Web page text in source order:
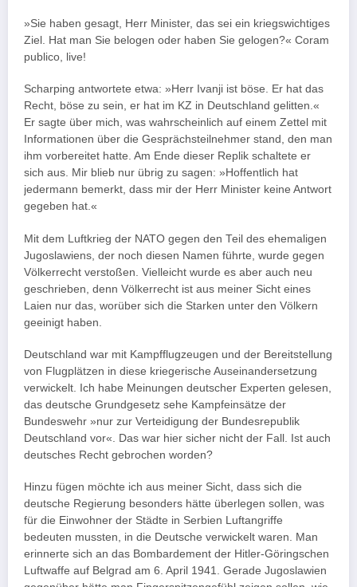
»Sie haben gesagt, Herr Minister, das sei ein kriegswichtiges
Ziel. Hat man Sie belogen oder haben Sie gelogen?« Coram
publico, live!
Scharping antwortete etwa: »Herr Ivanji ist böse. Er hat das
Recht, böse zu sein, er hat im KZ in Deutschland gelitten.«
Er sagte über mich, was wahrscheinlich auf einem Zettel mit
Informationen über die Gesprächsteilnehmer stand, den man
ihm vorbereitet hatte. Am Ende dieser Replik schaltete er
sich aus. Mir blieb nur übrig zu sagen: »Hoffentlich hat
jedermann bemerkt, dass mir der Herr Minister keine Antwort
gegeben hat.«
Mit dem Luftkrieg der NATO gegen den Teil des ehemaligen
Jugoslawiens, der noch diesen Namen führte, wurde gegen
Völkerrecht verstoßen. Vielleicht wurde es aber auch neu
geschrieben, denn Völkerrecht ist aus meiner Sicht eines
Laien nur das, worüber sich die Starken unter den Völkern
geeinigt haben.
Deutschland war mit Kampfflugzeugen und der Bereitstellung
von Flugplätzen in diese kriegerische Auseinandersetzung
verwickelt. Ich habe Meinungen deutscher Experten gelesen,
das deutsche Grundgesetz sehe Kampfeinsätze der
Bundeswehr »nur zur Verteidigung der Bundesrepublik
Deutschland vor«. Das war hier sicher nicht der Fall. Ist auch
deutsches Recht gebrochen worden?
Hinzu fügen möchte ich aus meiner Sicht, dass sich die
deutsche Regierung besonders hätte überlegen sollen, was
für die Einwohner der Städte in Serbien Luftangriffe
bedeuten mussten, in die Deutsche verwickelt waren. Man
erinnerte sich an das Bombardement der Hitler-Göringschen
Luftwaffe auf Belgrad am 6. April 1941. Gerade Jugoslawien